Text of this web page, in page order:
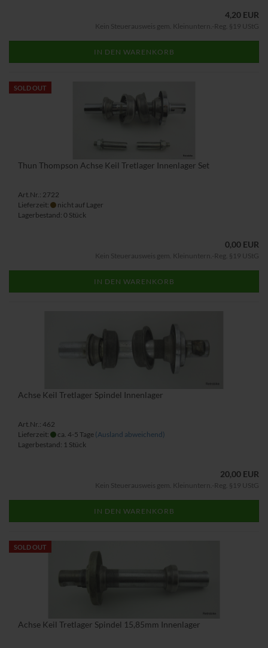
4,20 EUR
Kein Steuerausweis gem. Kleinuntern.-Reg. §19 UStG
IN DEN WARENKORB
SOLD OUT
Thun Thompson Achse Keil Tretlager Innenlager Set
Art.Nr.: 2722
Lieferzeit:
nicht auf Lager
Lagerbestand: 0 Stück
0,00 EUR
Kein Steuerausweis gem. Kleinuntern.-Reg. §19 UStG
IN DEN WARENKORB
Achse Keil Tretlager Spindel Innenlager
Art.Nr.: 462
Lieferzeit:
ca. 4-5 Tage (Ausland abweichend)
Lagerbestand: 1 Stück
20,00 EUR
Kein Steuerausweis gem. Kleinuntern.-Reg. §19 UStG
IN DEN WARENKORB
SOLD OUT
Achse Keil Tretlager Spindel 15,85mm Innenlager